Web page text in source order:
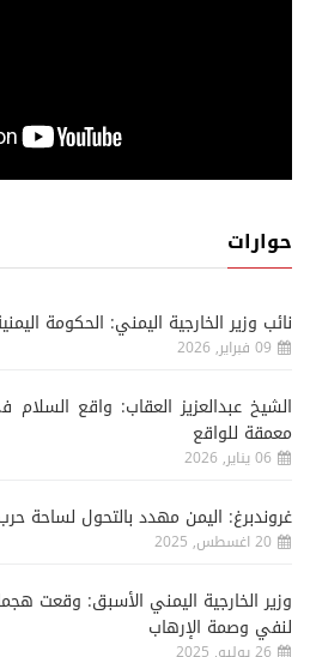
حوارات
نائب وزير الخارجية اليمني: الحكومة
09 فبراير, 2026
الشيخ عبدالعزيز العقاب: واقع
معمقة للواقع
06 يناير, 2026
غروندبرغ: اليمن مهدد بالتحول لساحة
20 اغسطس, 2025
وزير الخارجية اليمني الأسبق: وقعت
لنفي وصمة الإرهاب